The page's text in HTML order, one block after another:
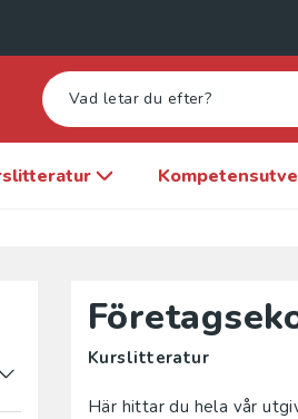
Kurslitteratur
Här hittar du hela vår